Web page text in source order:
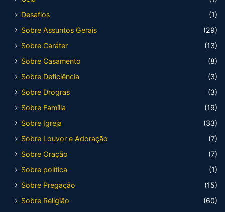
Desafios
(1)
Sobre Assuntos Gerais
(29)
Sobre Caráter
(13)
Sobre Casamento
(8)
Sobre Deficiência
(3)
Sobre Drogras
(3)
Sobre Família
(19)
Sobre Igreja
(33)
Sobre Louvor e Adoração
(7)
Sobre Oração
(7)
Sobre política
(1)
Sobre Pregação
(15)
Sobre Religião
(60)